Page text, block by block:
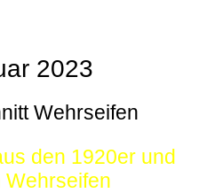
2023
Wehrseifen
den 1920er und
Wehrseifen